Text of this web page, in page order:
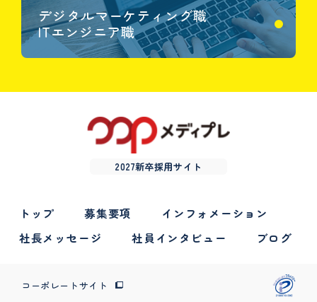
デジタルマーケティング職
ITエンジニア職
2027新卒採用サイト
トップ 募集要項
インフォメーション
社長メッセージ
社員インタビュー ブログ
コーポレートサイト